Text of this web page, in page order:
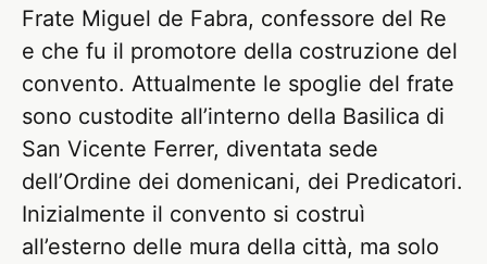
Frate Miguel de Fabra, confessore del Re
e che fu il promotore della costruzione del
convento. Attualmente le spoglie del frate
sono custodite all’interno della Basilica di
San Vicente Ferrer, diventata sede
dell’Ordine dei domenicani, dei Predicatori.
Inizialmente il convento si costruì
all’esterno delle mura della città, ma solo